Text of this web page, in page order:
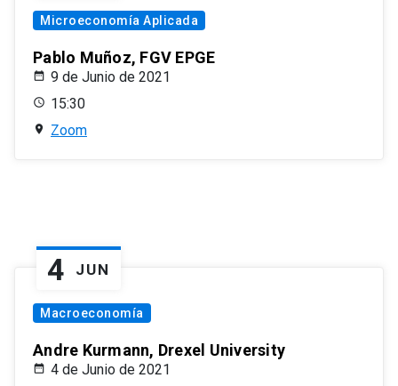
Microeconomía Aplicada
Pablo Muñoz, FGV EPGE
9 de Junio de 2021
15:30
Zoom
4 JUN
Macroeconomía
Andre Kurmann, Drexel University
4 de Junio de 2021